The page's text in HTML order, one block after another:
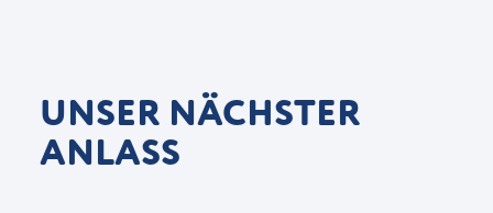
UNSER NÄCHSTER
ANLASS